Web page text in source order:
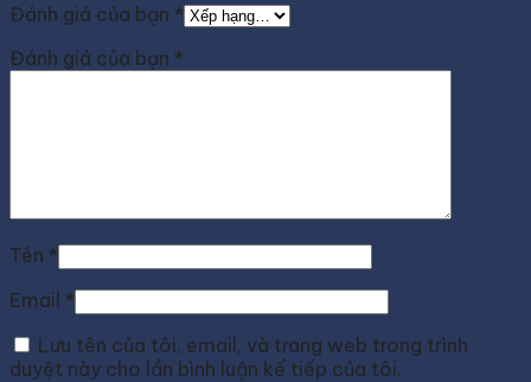
Đánh giá của bạn *
Đánh giá của bạn *
Tên *
Email *
Lưu tên của tôi, email, và trang web trong trình
duyệt này cho lần bình luận kế tiếp của tôi.